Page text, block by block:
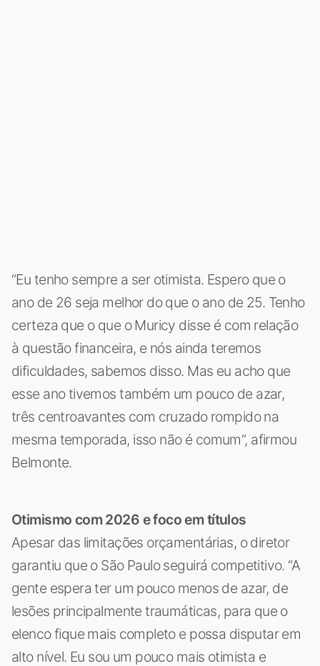
“Eu tenho sempre a ser otimista. Espero que o
ano de 26 seja melhor do que o ano de 25. Tenho
certeza que o que o Muricy disse é com relação
à questão financeira, e nós ainda teremos
dificuldades, sabemos disso. Mas eu acho que
esse ano tivemos também um pouco de azar,
três centroavantes com cruzado rompido na
mesma temporada, isso não é comum”, afirmou
Belmonte.
Otimismo com 2026 e foco em títulos
Apesar das limitações orçamentárias, o diretor
garantiu que o São Paulo seguirá competitivo. “A
gente espera ter um pouco menos de azar, de
lesões principalmente traumáticas, para que o
elenco fique mais completo e possa disputar em
alto nível. Eu sou um pouco mais otimista e